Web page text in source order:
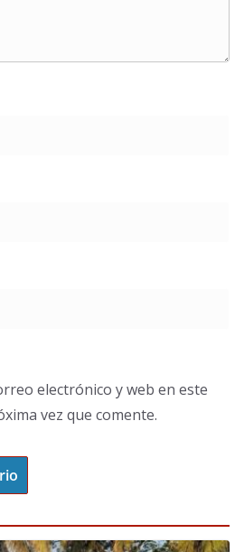
electrónico y web en este
vez que comente.